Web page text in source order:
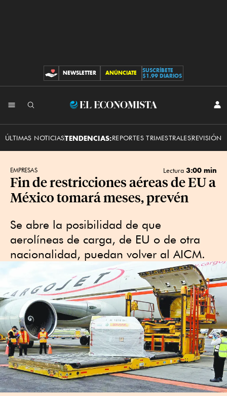
CONTRIBUCIONES
NEWSLETTER ANÚNCIATE
SUSCRÍBETE
$1.99 DIARIOS
El
ÚLTIMAS NOTICIASTENDENCIAS:REPORTES TRIMESTRALESREVISIÓN
EMPRESAS Lectura 3:00 min
Fin de restricciones aéreas de EU a
México tomará meses, prevén
Se abre la posibilidad de que
aerolíneas de carga, de EU o de otra
nacionalidad, puedan volver al AICM.